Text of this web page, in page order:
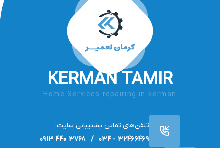
KERMAN TAMIR
Home Services repairing in kerman
تلفن‌های تماس پشتیبانی سایت:
32466469 - 034 / 3768 440 0913